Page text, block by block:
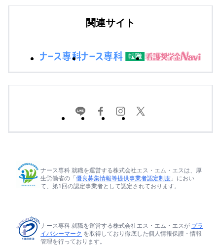
関連サイト
ナース専科 就職を運営する株式会社エス・エム・エスは、厚
生労働省の「優良募集情報等提供事業者認定制度 」におい
て、第1回の認定事業者として認定されております。
ナース専科 就職を運営する株式会社エス・エム・エスが プラ
イバシーマーク を取得しており徹底した個人情報保護・情報
管理を行っております。